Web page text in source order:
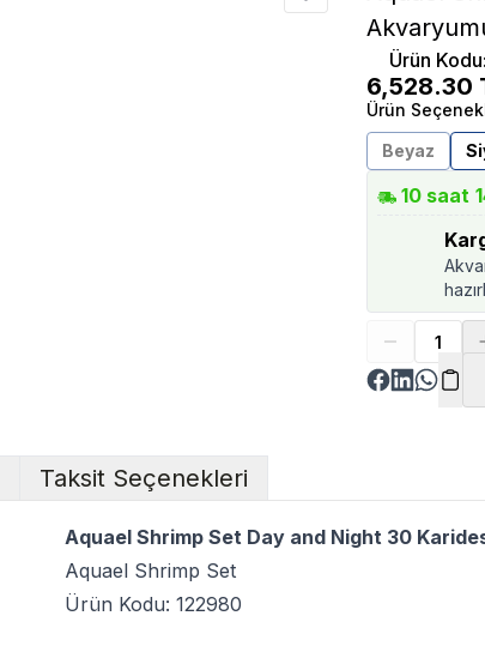
Ürün Kodu:
6,528.30
Ürün
Beyaz
10 saat
Taksit Seçenekleri
Aquael Shrimp Set Day and Night 30
Aquael Shrimp Set
Ürün Kodu: 122980